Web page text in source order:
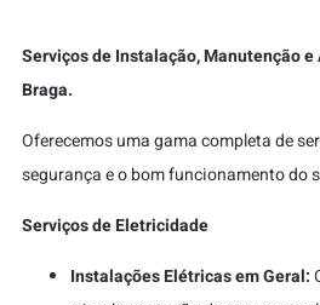
Serviços de Instalação, Manutenção
Braga.
Oferecemos uma gama completa de
segurança e o bom funcionamento do
Serviços de Eletricidade
Instalações Elétricas em Geral: